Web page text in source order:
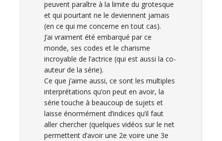
peuvent paraître à la limite du grotesque
et qui pourtant ne le deviennent jamais
(en ce qui me concerne en tout cas).
J’ai vraiment été embarqué par ce
monde, ses codes et le charisme
incroyable de l’actrice (qui est aussi la co-
auteur de la série).
Ce que j’aime aussi, ce sont les multiples
interprétations qu’on peut en avoir, la
série touche à beaucoup de sujets et
laisse énormément d’indices qu’il faut
aller chercher (quelques vidéos sur le net
permettent d’avoir une 2e voire une 3e